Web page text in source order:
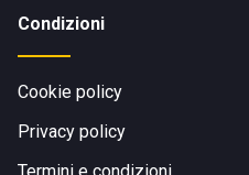
Condizioni
Cookie policy
Privacy policy